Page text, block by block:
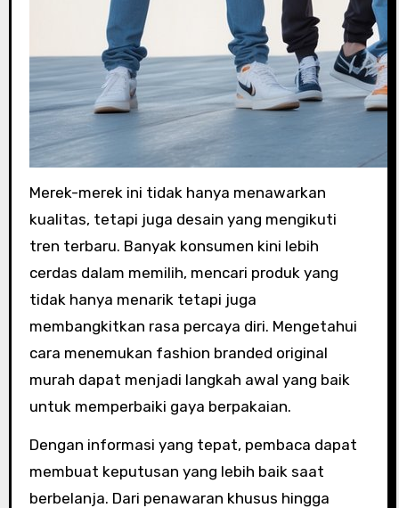
Merek-merek ini tidak hanya menawarkan
kualitas, tetapi juga desain yang mengikuti
tren terbaru. Banyak konsumen kini lebih
cerdas dalam memilih, mencari produk yang
tidak hanya menarik tetapi juga
membangkitkan rasa percaya diri. Mengetahui
cara menemukan fashion branded original
murah dapat menjadi langkah awal yang baik
untuk memperbaiki gaya berpakaian.
Dengan informasi yang tepat, pembaca dapat
membuat keputusan yang lebih baik saat
berbelanja. Dari penawaran khusus hingga